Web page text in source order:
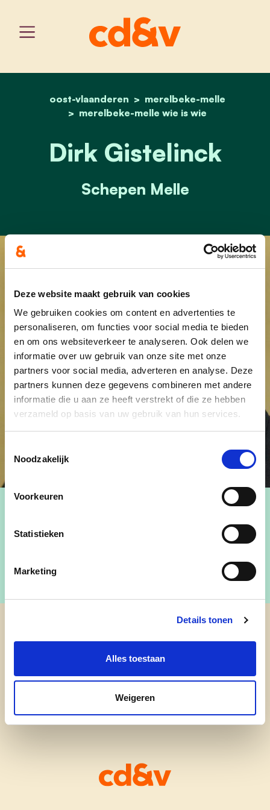
Deze website maakt gebruik van cookies
We gebruiken cookies om content en advertenties te
personaliseren, om functies voor social media te bieden
en om ons websiteverkeer te analyseren. Ook delen we
informatie over uw gebruik van onze site met onze
partners voor social media, adverteren en analyse. Deze
partners kunnen deze gegevens combineren met andere
informatie die u aan ze heeft verstrekt of die ze hebben
verzameld op basis van uw gebruik van hun services.
Noodzakelijk
Voorkeuren
Statistieken
Marketing
Details tonen
Alles toestaan
Weigeren
home
oost-vlaanderen
merelbeke-melle
merelbeke-melle wie is wie
dirk gistelinck
Dirk Gistelinck
Schepen Melle
cd&v Merelbeke-Melle